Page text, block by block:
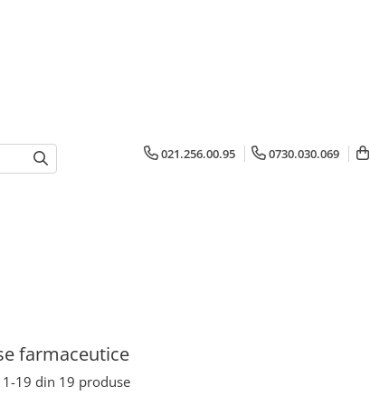
021.256.00.95 0730.030.069
farmaceutice
1-19 din 19 produse